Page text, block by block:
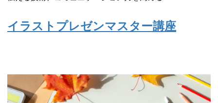
イラストプレゼンマスター講座